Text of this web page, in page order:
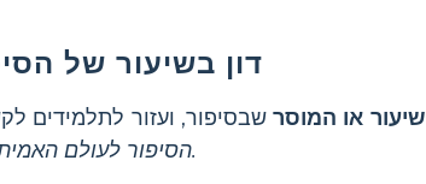
דון בשיעור של
שיעור או המוסרשבסיפור, ועזור לתלמידים
הסיפור לעולם האמיתי מעמיק את ההבנה והרלוונטיות.